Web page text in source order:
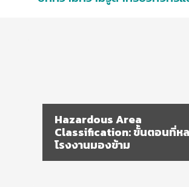
วิธีเลือกอุปกรณ์ไฟกันระเบิดใ
Zone